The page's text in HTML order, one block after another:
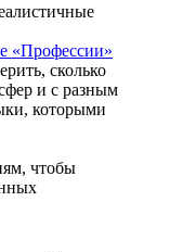
«Профессии»
сколько
и с разным
которыми
чтобы